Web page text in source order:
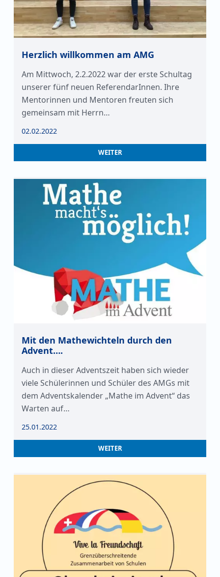
Herzlich willkommen am AMG
Am Mittwoch, 2.2.2022 war der erste Schultag
unserer fünf neuen ReferendarInnen. Ihre
Mentorinnen und Mentoren freuten sich
gemeinsam mit Herrn…
02.02.2022
WEITER
Mit den Mathewichteln durch den
Advent….
Auch in dieser Adventszeit haben sich wieder
viele Schülerinnen und Schüler des AMGs mit
dem Adventskalender „Mathe im Advent“ das
Warten auf…
25.01.2022
WEITER